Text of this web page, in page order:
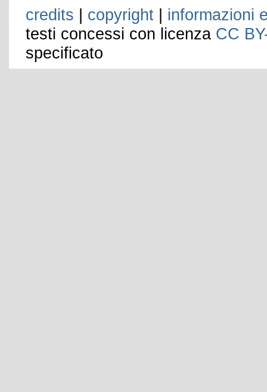
credits | copyright | informazioni
testi concessi con licenza CC
specificato